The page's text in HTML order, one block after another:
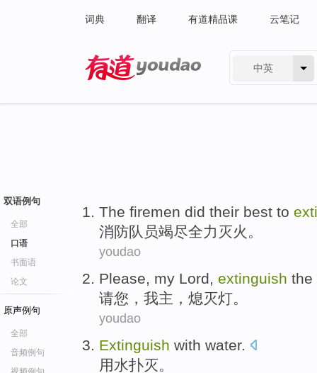
词典 翻译 有道精品课 云笔记
中英
双语例句
全部
口语
书面语
论文
原声例句
全部
音频例句
The firemen did their best to
消防队员竭尽全力 灭火。
youdao
Please, my Lord, extinguish the
请您 ， 我主 ， 熄灭灯。
youdao
Extinguish with water.
用水扑灭。